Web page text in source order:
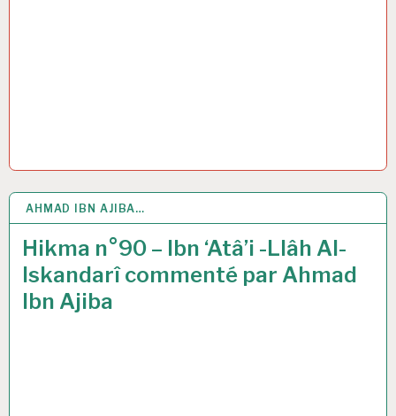
AHMAD IBN AJIBA…
Hikma n°90 – Ibn ‘Atâ’i -Llâh Al-
Iskandarî commenté par Ahmad
Ibn Ajiba
9 AVR 2021